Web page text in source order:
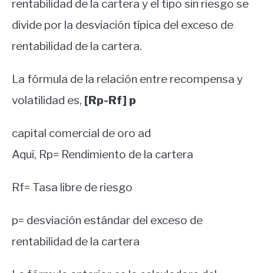
rentabilidad de la cartera y el tipo sin riesgo se
divide por la desviación típica del exceso de
rentabilidad de la cartera.
La fórmula de la relación entre recompensa y
volatilidad es, [Rp-Rf] p
capital comercial de oro ad
Aquí, Rp= Rendimiento de la cartera
Rf= Tasa libre de riesgo
p= desviación estándar del exceso de
rentabilidad de la cartera